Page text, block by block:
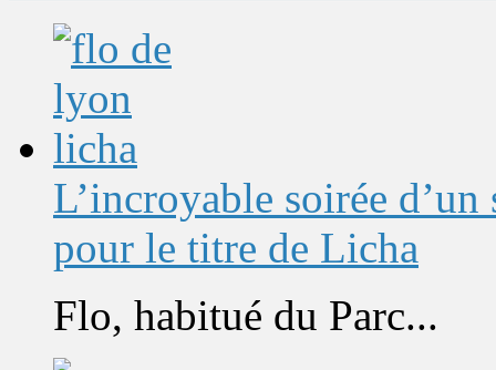
L’incroyable soirée
pour le titre de Licha
Flo, habitué du Parc...